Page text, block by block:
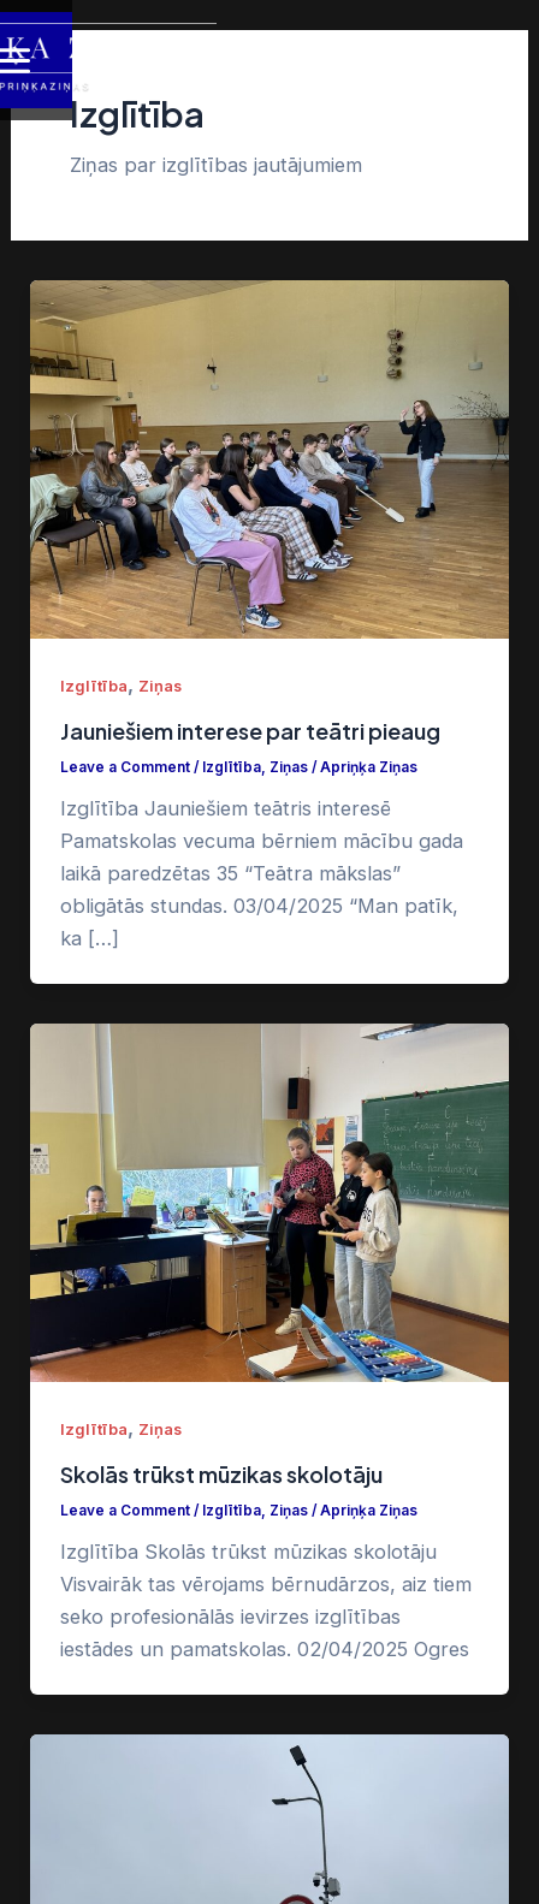
Skip
to
content
Izglītība
Ziņas par izglītības jautājumiem
Izglītība, Ziņas
Jauniešiem interese par teātri pieaug
Leave a Comment / Izglītība, Ziņas/Apriņķa Ziņas
Izglītība Jauniešiem teātris interesē
Pamatskolas vecuma bērniem mācību gada
laikā paredzētas 35 “Teātra mākslas”
obligātās stundas. 03/04/2025 “Man patīk,
ka […]
Izglītība, Ziņas
Skolās trūkst mūzikas skolotāju
Leave a Comment / Izglītība, Ziņas/Apriņķa Ziņas
Izglītība Skolās trūkst mūzikas skolotāju
Visvairāk tas vērojams bērnudārzos, aiz tiem
seko profesionālās ievirzes izglītības
iestādes un pamatskolas. 02/04/2025 Ogres
Post
pagination